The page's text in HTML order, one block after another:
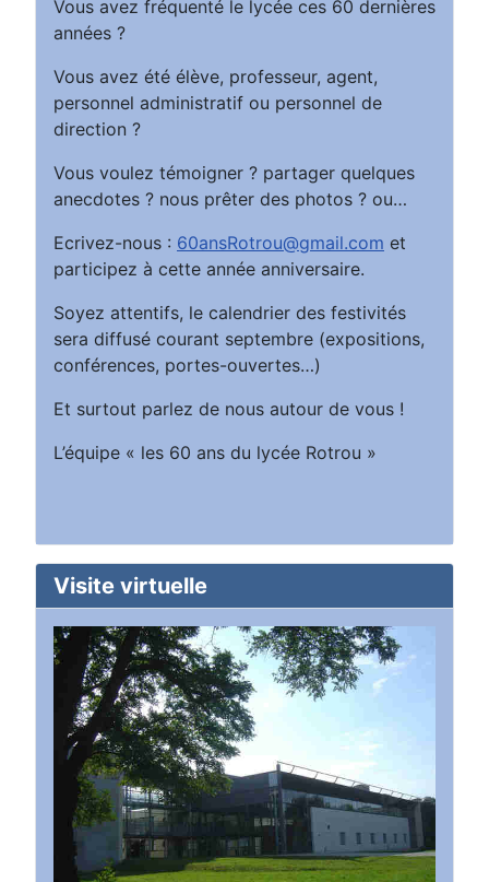
Vous avez fréquenté le lycée ces 60 dernières
années ?
Vous avez été élève, professeur, agent,
personnel administratif ou personnel de
direction ?
Vous voulez témoigner ? partager quelques
anecdotes ? nous prêter des photos ? ou…
Ecrivez-nous : 60ansRotrou@gmail.com et
participez à cette année anniversaire.
Soyez attentifs, le calendrier des festivités
sera diffusé courant septembre (expositions,
conférences, portes-ouvertes…)
Et surtout parlez de nous autour de vous !
L’équipe « les 60 ans du lycée Rotrou »
Visite virtuelle